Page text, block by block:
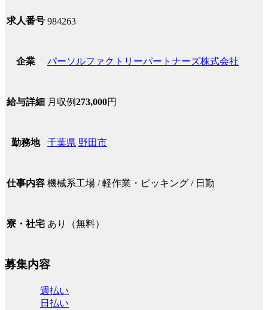
求人番号 984263
企業 パーソルファクトリーパートナーズ株式会社
給与詳細 月収例273,000円
勤務地 千葉県 野田市
仕事内容 機械系工場 / 軽作業・ピッキング / 日勤
寮・社宅 あり（無料）
募集内容
週払い
日払い